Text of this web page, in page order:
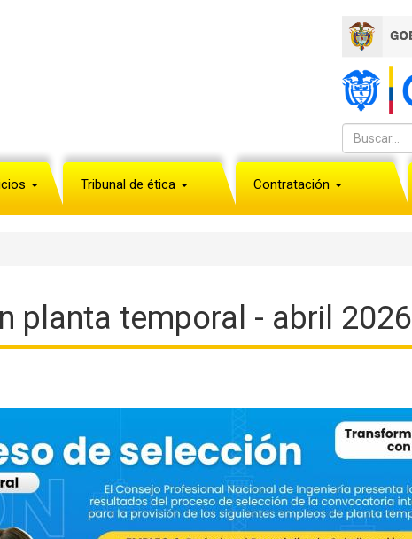
Tribunal de ética Contratación
planta temporal - abril 2026